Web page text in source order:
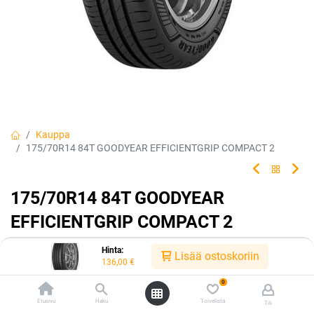
Hinta:
136,00 € Lisää ostoskoriin
Etusivu Haku
0
Toivelista Tili
Kauppa
175/70R14 84T GOODYEAR EFFICIENTGRIP COMPACT 2
175/70R14 84T GOODYEAR
EFFICIENTGRIP COMPACT 2
4038526345455 Tuotekoodi:226525
136,00€/ kpl
Saatavilla